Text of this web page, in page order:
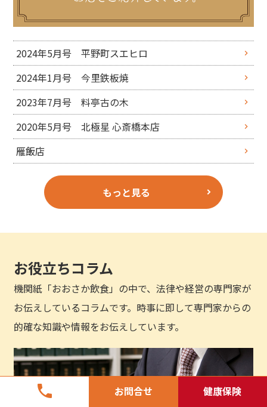
phone お問合せ 健康保険
2024年5月号 平野町スエヒロ
2024年1月号 今里鉄板焼
2023年7月号 料亭古の木
2020年5月号 北極星 心斎橋本店
雁飯店
もっと見る
お役立ちコラム
機関紙「おおさか飲食」の中で、法律や経営の専門家が
お伝えしているコラムです。時事に即して専門家からの
的確な知識や情報をお伝えしています。